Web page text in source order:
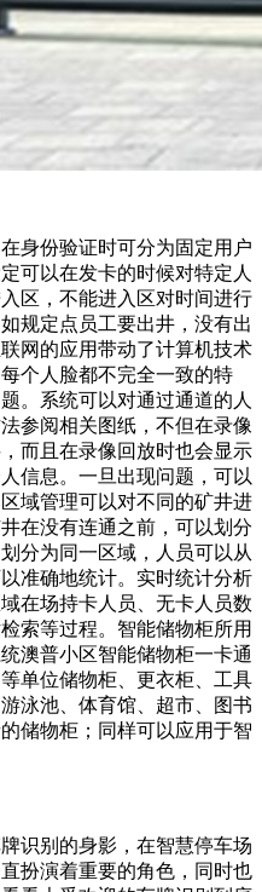
身份验证时可分为固定用户
可以在发卡的时候对特定人
区，不能进入区对时间进行
规定点员工要出井，没有出
网的应用带动了计算机技术
个人脸都不完全一致的特
。系统可以对通过通道的人
参阅相关图纸，不但在录像
而且在录像回放时也会显示
信息。一旦出现问题，可以
域管理可以对不同的矿井进
在没有连通之前，可以划分
分为同一区域，人员可以从
准确地统计。实时统计分析
在场持卡人员、无卡人员数
索等过程。智能储物柜所用
澳普小区智能储物柜一卡通
单位储物柜、更衣柜、工具
泳池、体育馆、超市、图书
储物柜；同样可以应用于智
识别的身影，在智慧停车场
扮演着重要的角色，同时也